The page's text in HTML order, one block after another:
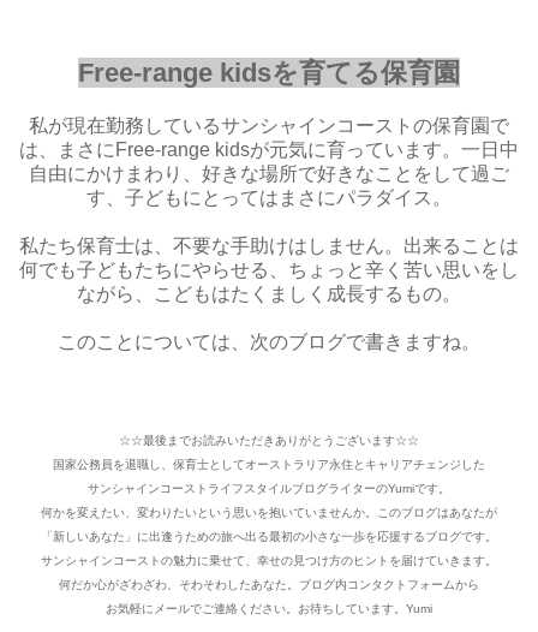
Free-range kidsを育てる保育園
私が現在勤務しているサンシャインコーストの保育園で
は、まさにFree-range kidsが元気に育っています。一日中
自由にかけまわり、好きな場所で好きなことをして過ご
す、子どもにとってはまさにパラダイス。
私たち保育士は、不要な手助けはしません。出来ることは
何でも子どもたちにやらせる、ちょっと辛く苦い思いをし
ながら、こどもはたくましく成長するもの。
このことについては、次のブログで書きますね。
☆☆最後までお読みいただきありがとうございます☆☆
国家公務員を退職し、保育士としてオーストラリア永住とキャリアチェンジした
サンシャインコーストライフスタイルブログライターのYumiです。
何かを変えたい、変わりたいという思いを抱いていませんか。このブログはあなたが
「新しいあなた」に出逢うための旅へ出る最初の小さな一歩を応援するブログです。
サンシャインコーストの魅力に乗せて、幸せの見つけ方のヒントを届けていきます。
何だか心がざわざわ、そわそわしたあなた。ブログ内コンタクトフォームから
お気軽にメールでご連絡ください。お待ちしています。Yumi